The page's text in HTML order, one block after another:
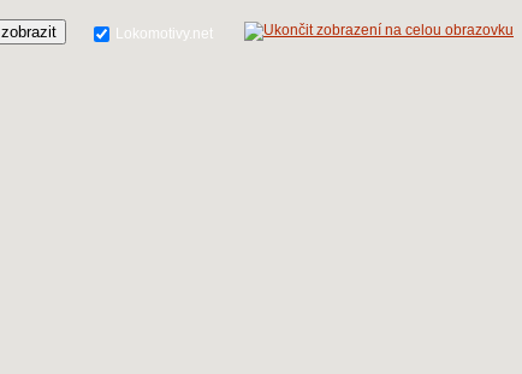
zobrazit Lokomotivy.net